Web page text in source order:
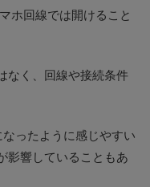
ホ回線では開けること
なく、回線や接続条件
ったように感じやすい
影響していることもあ